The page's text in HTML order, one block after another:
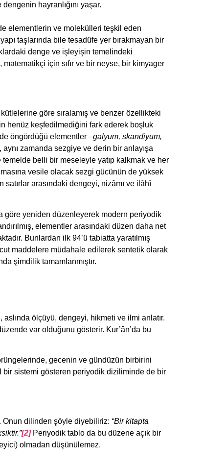
hayranlığını yaşar.
elementlerin ve molekülleri teşkil eden
taşlarında bile tesadüfe yer bırakmayan bir
denge ve işleyişin temelindeki
için sıfır ve bir neyse, bir kimyager
göre sıralamış ve benzer özellikteki
henüz keşfedilmediğini fark ederek boşluk
öngördüğü elementler –galyum, skandiyum,
zamanda sezgiye ve derin bir anlayışa
temelde belli bir meseleyle yatıp kalkmak ve her
vesile olacak sezgi gücünün de yüksek
satırlar arasındaki dengeyi, nizâmı ve ilâhî
göre yeniden düzenleyerek modern periyodik
elementler arasındaki düzen daha net
Bunlardan ilk 94’ü tabiatta yaratılmış
maddelere müdahale edilerek sentetik olarak
şimdilik tamamlanmıştır.
aslında ölçüyü, dengeyi, hikmeti ve ilmi anlatır.
var olduğunu gösterir. Kur’ân’da bu
gecenin ve gündüzün birbirini
sistemi gösteren periyodik diziliminde de bir
Onun dilinden şöyle diyebiliriz: “Bir kitapta
[2] Periyodik tablo da bu düzene açık bir
olmadan düşünülemez.